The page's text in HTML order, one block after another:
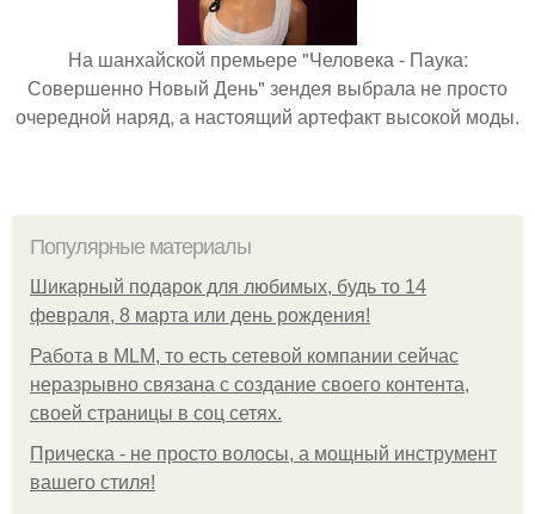
На шанхайской премьере "Человека - Паука:
Совершенно Новый День" зендея выбрала не просто
очередной наряд, а настоящий артефакт высокой моды.
Популярные материалы
Шикарный подарок для любимых, будь то 14
февраля, 8 марта или день рождения!
Работа в MLM, то есть сетевой компании сейчас
неразрывно связана с создание своего контента,
своей страницы в соц сетях.
Прическа - не просто волосы, а мощный инструмент
вашего стиля!